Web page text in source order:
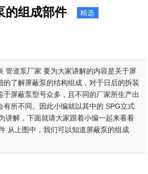
的组成部件 精选
管道泵厂家 要为大家讲解的内容是关于屏
的了解屏蔽泵的结构组成，对于日后的拆装
于屏蔽泵型号众多，且不同的厂家所生产出
有所不同。因此小编就以其中的 SPG立式
讲解，下面就请大家跟着小编一起来看看
从上图中，我们可以知道屏蔽泵的组成